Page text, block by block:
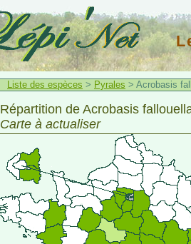
Liste des espèces > Pyrales > Acrobasis
Répartition de Acrobasis
Carte à actualiser